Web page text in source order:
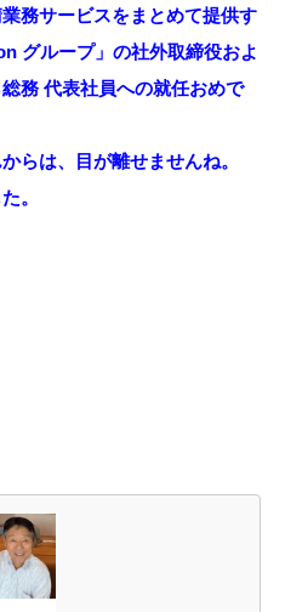
務サービスをまとめて提供す
グループ」の社外取締役およ
務 代表社員への就任おめで
らは、目が離せませんね。
。